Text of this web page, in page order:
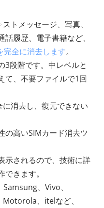
トメッセージ、写真、
履歴、電子書籍など、
全に消去します。
3段階です。中レベルと
て、不要ファイルで1回
消去し、復元できない
の高いSIMカード消去ツ
示されるので、技術に詳
きます。
、Vivo、
、itelなど、